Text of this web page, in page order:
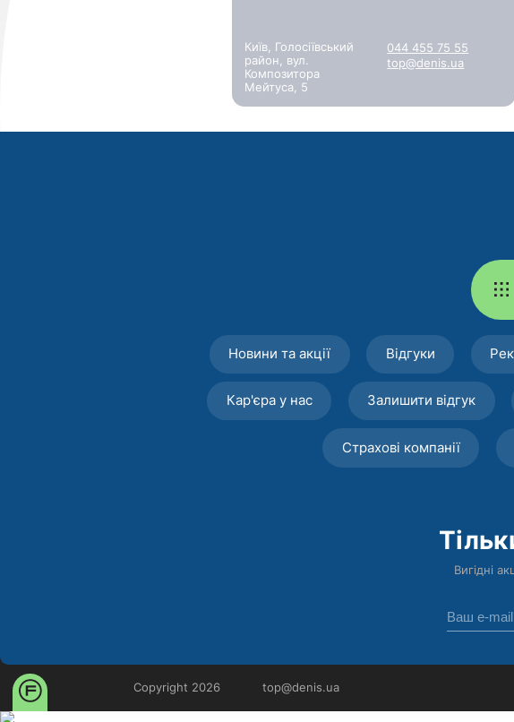
Київ, Голосіївський
район, вул.
Композитора
Мейтуса, 5
044 455 75 55
top@denis.ua
Новини та акції Відгуки
Кар'єра у нас Залишити відгук
Страхові компанії
Вигідні
Copyright 2026 top@denis.ua